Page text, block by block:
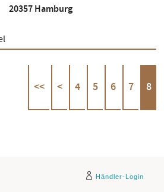
Hamburg
<< < 4 5 6 7 8
Händler-Login